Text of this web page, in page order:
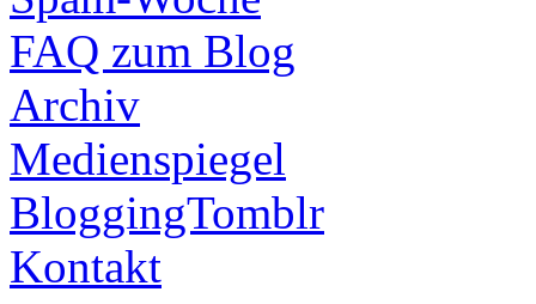
FAQ zum Blog
Archiv
Medienspiegel
BloggingTomblr
Kontakt